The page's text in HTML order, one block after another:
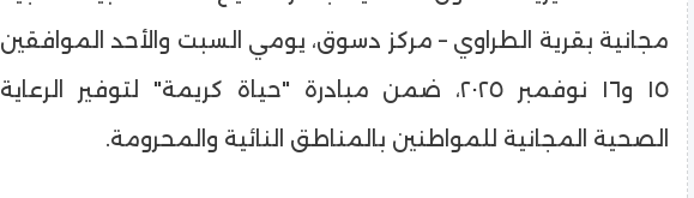
مجانية بقرية الطراوي – مركز دسوق، يومي السبت والأحد الموافقين
١٥ و١٦ نوفمبر ٢٠٢٥، ضمن مبادرة "حياة كريمة" لتوفير الرعاية
الصحية المجانية للمواطنين بالمناطق النائية والمحرومة.